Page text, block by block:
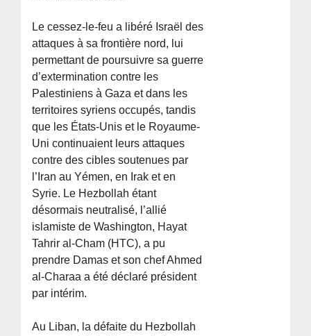
Le cessez-le-feu a libéré Israël des
attaques à sa frontière nord, lui
permettant de poursuivre sa guerre
d’extermination contre les
Palestiniens à Gaza et dans les
territoires syriens occupés, tandis
que les États-Unis et le Royaume-
Uni continuaient leurs attaques
contre des cibles soutenues par
l’Iran au Yémen, en Irak et en
Syrie. Le Hezbollah étant
désormais neutralisé, l’allié
islamiste de Washington, Hayat
Tahrir al-Cham (HTC), a pu
prendre Damas et son chef Ahmed
al-Charaa a été déclaré président
par intérim.
Au Liban, la défaite du Hezbollah